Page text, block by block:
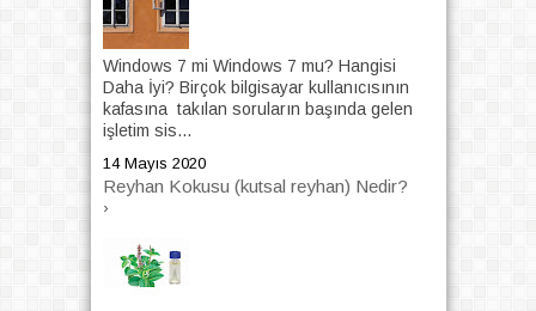
Windows 7 mi Windows 7 mu? Hangisi
Daha İyi? Birçok bilgisayar kullanıcısının
kafasına takılan soruların başında gelen
işletim sis...
14 Mayıs 2020
Reyhan Kokusu (kutsal reyhan) Nedir?
›